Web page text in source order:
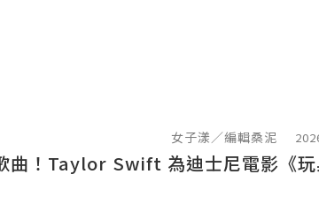
女子漾／編輯桑泥
曲！Taylor Swift 為迪士尼電影《玩